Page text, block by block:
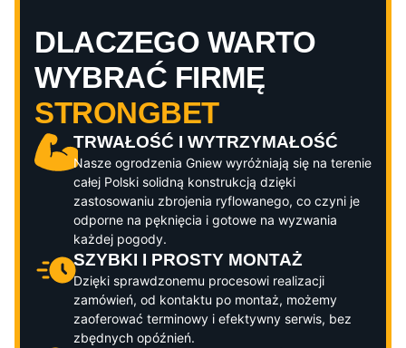
DLACZEGO WARTO
WYBRAĆ FIRMĘ
STRONGBET
TRWAŁOŚĆ I WYTRZYMAŁOŚĆ
Nasze ogrodzenia Gniew wyróżniają się na terenie
całej Polski solidną konstrukcją dzięki
zastosowaniu zbrojenia ryflowanego, co czyni je
odporne na pęknięcia i gotowe na wyzwania
każdej pogody.
SZYBKI I PROSTY MONTAŻ
Dzięki sprawdzonemu procesowi realizacji
zamówień, od kontaktu po montaż, możemy
zaoferować terminowy i efektywny serwis, bez
zbędnych opóźnień.